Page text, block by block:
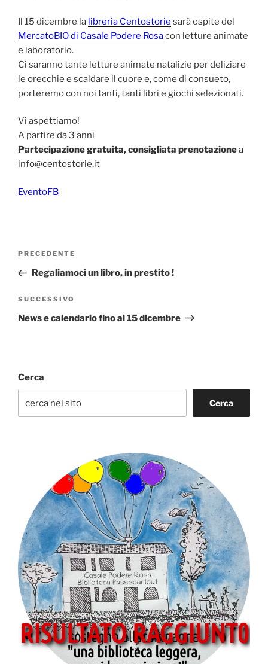
Il 15 dicembre la libreria Centostorie sarà ospite del
MercatoBIO di Casale Podere Rosacon letture animate
e laboratorio.
Ci saranno tante letture animate natalizie per deliziare
le orecchie e scaldare il cuore e, come di consueto,
porteremo con noi tanti, tanti libri e giochi selezionati.
Vi aspettiamo!
A partire da 3 anni
Partecipazione gratuita, consigliata prenotazionea
info@centostorie.it
EventoFB
Navigazione
Articolo
precedente:
PRECEDENTE
Regaliamoci un libro, in prestito !
Articolo
successivo
SUCCESSIVO
News e calendario fino al 15 dicembre
Cerca
Cerca